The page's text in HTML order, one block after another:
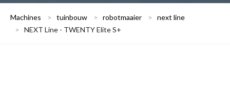
Machines > tuinbouw > robotmaaier > next line
> NEXT Line - TWENTY Elite S+